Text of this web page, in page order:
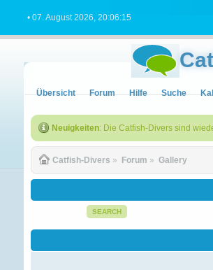
• 07. August 2026, 20:06:15
Übersicht Forum Hilfe Suche
Neuigkeiten: Die Catfish-Divers sind
Catfish-Divers » Forum » Gallery
SEARCH